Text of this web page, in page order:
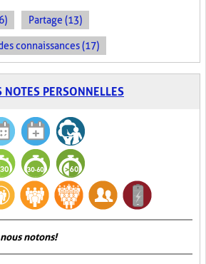
Partage (13)
connaissances (17)
PERSONNELLES
notons!